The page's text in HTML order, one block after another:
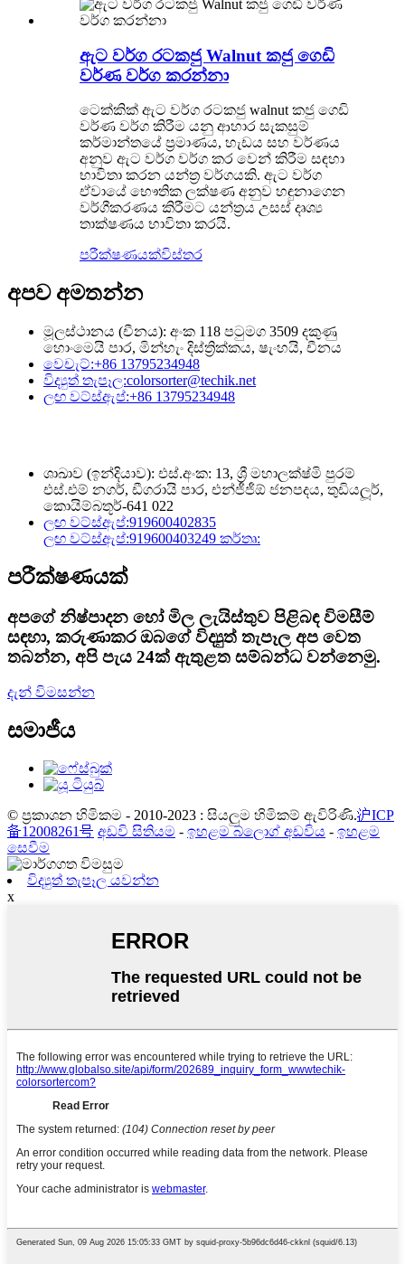
ඇට වර්ග රටකජු Walnut කජු ගෙඩි
වර්ණ වර්ග කරන්නා
ටෙක්කික් ඇට වර්ග රටකජු walnut කජු ගෙඩි
වර්ණ වර්ග කිරීම යනු ආහාර සැකසුම්
කර්මාන්තයේ ප්‍රමාණය, හැඩය සහ වර්ණය
අනුව ඇට වර්ග වර්ග කර වෙන් කිරීම සඳහා
භාවිතා කරන යන්ත්‍ර වර්ගයකි. ඇට වර්ග
ඒවායේ භෞතික ලක්ෂණ අනුව හඳුනාගෙන
වර්ගීකරණය කිරීමට යන්ත්‍රය උසස් දෘශ්‍ය
තාක්ෂණය භාවිතා කරයි.
පරීක්ෂණයක්විස්තර
අපව අමතන්න
මූලස්ථානය (චීනය): අංක 118 පටුමග 3509 දකුණු
හොංමෙයි පාර, මින්හැං දිස්ත්‍රික්කය, ෂැංහයි, චීනය
වෙචැට්:+86 13795234948
විද්‍යුත් තැපෑල:colorsorter@techik.net
ලඟ වට්ස්ඇප්:+86 13795234948
ශාඛාව (ඉන්දියාව): එස්.අංක: 13, ශ්‍රී මහාලක්ෂ්මි පුරම්
එස්.එම් නගර්, ඩීගරායි පාර, එන්ජීජීඕ ජනපදය, තුඩියලූර්,
කොයිම්බතූර්-641 022
ලඟ වට්ස්ඇප්:919600402835
ලඟ වට්ස්ඇප්:919600403249 කර්තෘ:
පරීක්ෂණයක්
අපගේ නිෂ්පාදන හෝ මිල ලැයිස්තුව පිළිබඳ විමසීම්
සඳහා, කරුණාකර ඔබගේ විද්‍යුත් තැපෑල අප වෙත
තබන්න, අපි පැය 24ක් ඇතුළත සම්බන්ධ වන්නෙමු.
දැන් විමසන්න
සමාජීය
© ප්‍රකාශන හිමිකම - 2010-2023 : සියලුම හිමිකම් ඇවිරිණි.沪ICP
备12008261号 අඩවි සිතියම - ඉහළම බ්ලොග් අඩවිය - ඉහළම
සෙවීම
විද්‍යුත් තැපෑල යවන්න
x